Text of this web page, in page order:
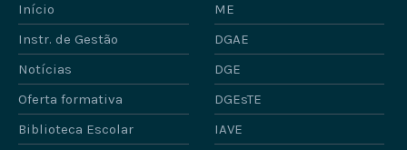
Início
ME
Instr. de Gestão
DGAE
Notícias
DGE
Oferta formativa
DGEsTE
Biblioteca Escolar
IAVE